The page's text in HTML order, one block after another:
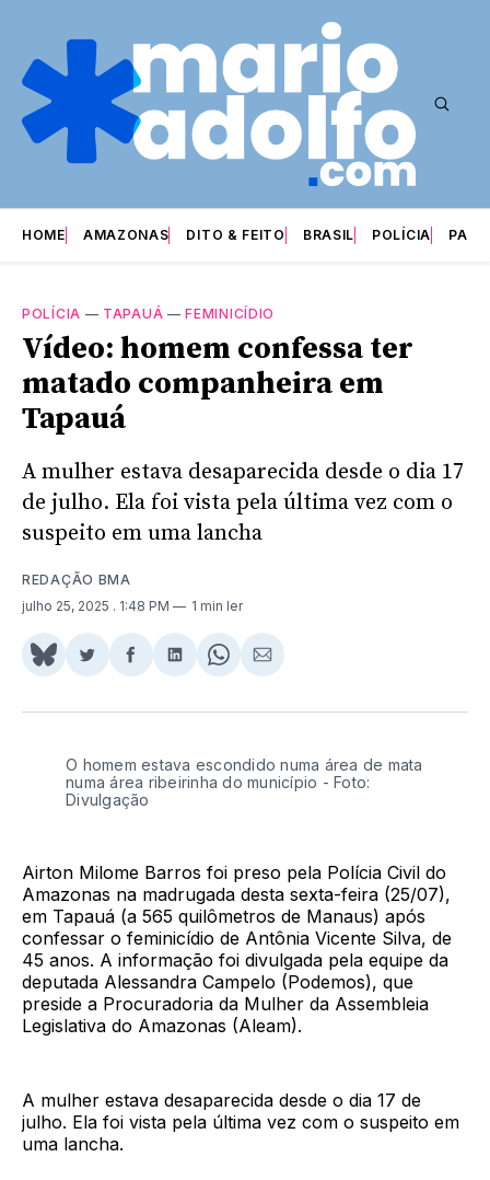
HOME AMAZONAS DITO & FEITO BRASIL POLÍCIA
POLÍCIA — TAPAUÁ —FEMINICÍDIO
Vídeo: homem confessa ter
matado companheira em
Tapauá
A mulher estava desaparecida desde o dia 17
de julho. Ela foi vista pela última vez com o
suspeito em uma lancha
REDAÇÃO BMA
julho 25, 2025 . 1:48 PM 1 min ler
Share
BlueSky
Compartilhar
Twitter
Compartilhar
Facebook
Compartilhar
LinkedIn
Share
WhatsApp
Compartilhar
Email
O homem estava escondido numa área de mata
numa área ribeirinha do município - Foto:
Divulgação
Airton Milome Barros foi preso pela Polícia Civil do
Amazonas na madrugada desta sexta-feira (25/07),
em Tapauá (a 565 quilômetros de Manaus) após
confessar o feminicídio de Antônia Vicente Silva, de
45 anos. A informação foi divulgada pela equipe da
deputada Alessandra Campelo (Podemos), que
preside a Procuradoria da Mulher da Assembleia
Legislativa do Amazonas (Aleam).
A mulher estava desaparecida desde o dia 17 de
julho. Ela foi vista pela última vez com o suspeito em
uma lancha.